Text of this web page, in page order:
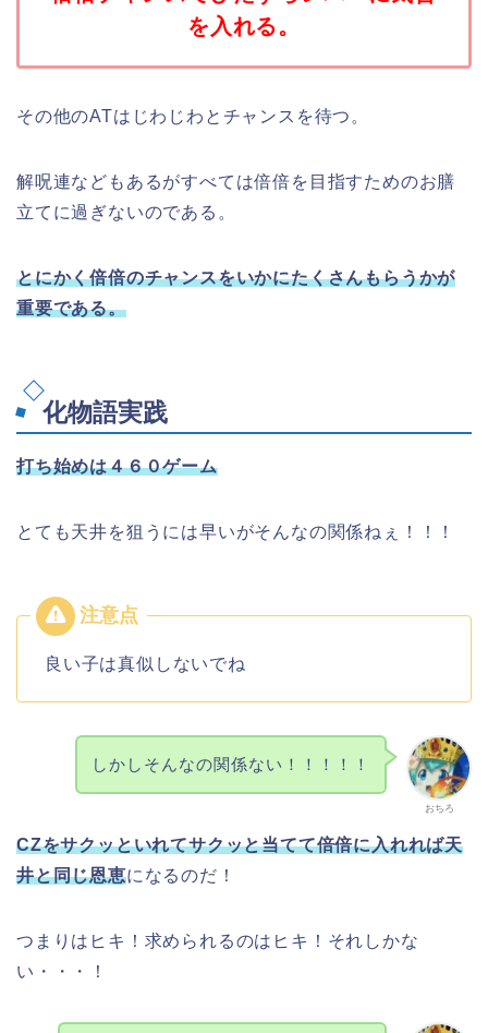
を入れる。
その他のATはじわじわとチャンスを待つ。
解呪連などもあるがすべては倍倍を目指すためのお膳
立てに過ぎないのである。
とにかく倍倍のチャンスをいかにたくさんもらうかが
重要である。
化物語実践
打ち始めは４６０ゲーム
とても天井を狙うには早いがそんなの関係ねぇ！！！
良い子は真似しないでね
おちろ
しかしそんなの関係ない！！！！！
CZをサクッといれてサクッと当てて倍倍に入れれば天
井と同じ恩恵になるのだ！
つまりはヒキ！求められるのはヒキ！それしかな
い・・・！